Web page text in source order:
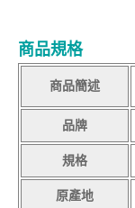
商品規格
商品簡述
品牌
規格
原產地